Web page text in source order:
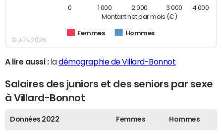
Montant net par mois (€)
Femmes Hommes
0 1 000 2 000 3 000 4 000
© JDN 2026
A lire aussi :ladémographie de Villard-Bonnot
Salaires des juniors et des seniors par sexe
à Villard-Bonnot
Données 2022 Femmes Hommes